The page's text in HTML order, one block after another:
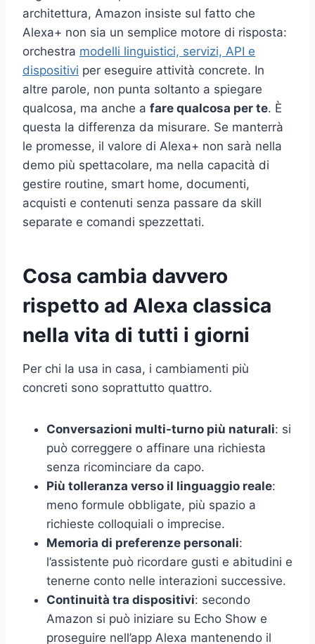
architettura, Amazon insiste sul fatto che
Alexa+ non sia un semplice motore di risposta:
orchestra modelli linguistici, servizi, API e
dispositivi per eseguire attività concrete. In
altre parole, non punta soltanto a spiegare
qualcosa, ma anche a fare qualcosa per te. È
questa la differenza da misurare. Se manterrà
le promesse, il valore di Alexa+ non sarà nella
demo più spettacolare, ma nella capacità di
gestire routine, smart home, documenti,
acquisti e contenuti senza passare da skill
separate e comandi spezzettati.
Cosa cambia davvero
rispetto ad Alexa classica
nella vita di tutti i giorni
Per chi la usa in casa, i cambiamenti più
concreti sono soprattutto quattro.
Conversazioni multi-turno più naturali: si
può correggere o affinare una richiesta
senza ricominciare da capo.
Più tolleranza verso il linguaggio reale:
meno formule obbligate, più spazio a
richieste colloquiali o imprecise.
Memoria di preferenze personali:
l’assistente può ricordare gusti e abitudini e
tenerne conto nelle interazioni successive.
Continuità tra dispositivi: secondo
Amazon si può iniziare su Echo Show e
proseguire nell’app Alexa mantenendo il